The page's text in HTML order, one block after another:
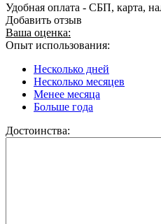
Удобная оплата - СБП, карта,
Добавить отзыв
Ваша оценка:
Опыт использования:
Несколько дней
Несколько месяцев
Менее месяца
Больше года
Достоинства: